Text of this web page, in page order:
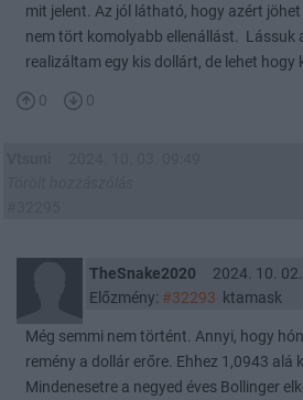
mit jelent. Az jól látható, hogy azért
nem tört komolyabb ellenállást. Lássuk
realizáltam egy kis dollárt, de lehet hogy
0 0
TheSnake2020
2024. 10.
Előzmény: #32293 ktamask
Még semmi nem történt. Annyi, hogy
remény a dollár erőre. Ehhez 1,0943 alá
Mindenesetre a negyed éves Bollinger